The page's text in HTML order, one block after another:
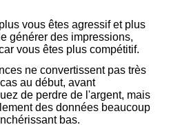
vous êtes agressif et plus
générer des impressions,
vous êtes plus compétitif.
ne convertissent pas très
au début, avant
de perdre de l'argent, mais
des données beaucoup
bas.